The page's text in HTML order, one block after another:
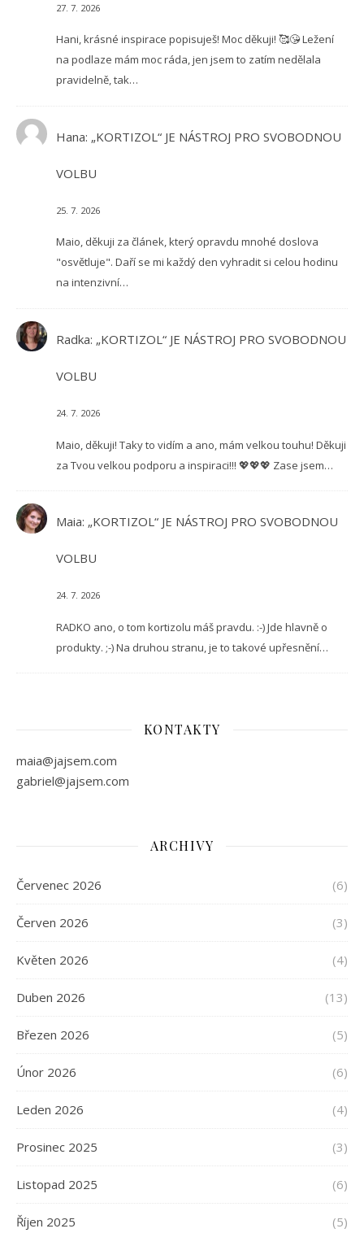
27. 7. 2026
Hani, krásné inspirace popisuješ! Moc děkuji! 🥰😘 Ležení
na podlaze mám moc ráda, jen jsem to zatím nedělala
pravidelně, tak…
Hana: „KORTIZOL“ JE NÁSTROJ PRO SVOBODNOU
VOLBU
25. 7. 2026
Maio, děkuji za článek, který opravdu mnohé doslova
"osvětluje". Daří se mi každý den vyhradit si celou hodinu
na intenzivní…
Radka: „KORTIZOL“ JE NÁSTROJ PRO SVOBODNOU
VOLBU
24. 7. 2026
Maio, děkuji! Taky to vidím a ano, mám velkou touhu! Děkuji
za Tvou velkou podporu a inspiraci!!! 💖💖💖 Zase jsem…
Maia: „KORTIZOL“ JE NÁSTROJ PRO SVOBODNOU
VOLBU
24. 7. 2026
RADKO ano, o tom kortizolu máš pravdu. :-) Jde hlavně o
produkty. ;-) Na druhou stranu, je to takové upřesnění…
KONTAKTY
maia@jajsem.com
gabriel@jajsem.com
ARCHIVY
Červenec 2026 (6)
Červen 2026 (3)
Květen 2026 (4)
Duben 2026 (13)
Březen 2026 (5)
Únor 2026 (6)
Leden 2026 (4)
Prosinec 2025 (3)
Listopad 2025 (6)
Říjen 2025 (5)